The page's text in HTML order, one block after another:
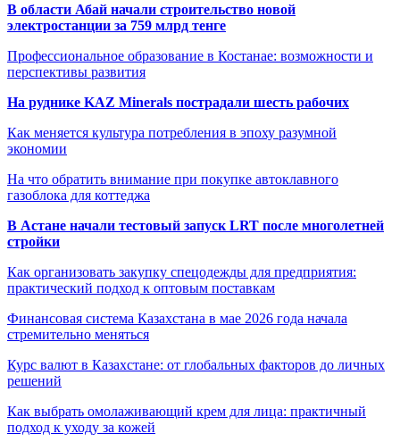
В области Абай начали строительство новой
электростанции за 759 млрд тенге
Профессиональное образование в Костанае: возможности и
перспективы развития
На руднике KAZ Minerals пострадали шесть рабочих
Как меняется культура потребления в эпоху разумной
экономии
На что обратить внимание при покупке автоклавного
газоблока для коттеджа
В Астане начали тестовый запуск LRT после многолетней
стройки
Как организовать закупку спецодежды для предприятия:
практический подход к оптовым поставкам
Финансовая система Казахстана в мае 2026 года начала
стремительно меняться
Курс валют в Казахстане: от глобальных факторов до личных
решений
Как выбрать омолаживающий крем для лица: практичный
подход к уходу за кожей